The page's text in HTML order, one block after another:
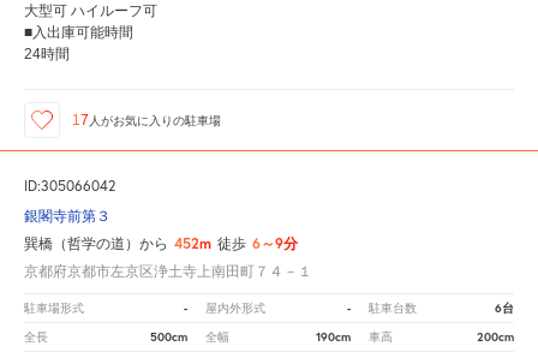
大型可 ハイルーフ可
■入出庫可能時間
24時間
17 人がお気に入りの駐車場
ID:305066042
銀閣寺前第３
巽橋（哲学の道）から 452m 徒歩 6～9分
京都府京都市左京区浄土寺上南田町７４－１
駐車場形式 - 屋内外形式 - 駐車台数 6台
全長 500cm 全幅 190cm 車高 200cm